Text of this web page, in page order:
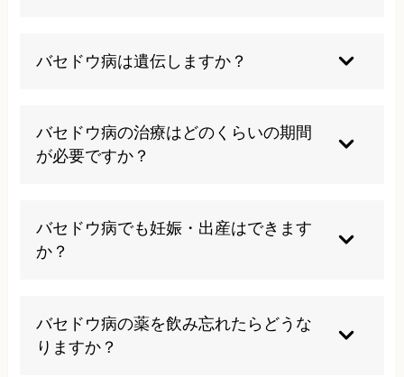
させる可能性があります。また、ヨウ素を多く含
む海藻類の過剰摂取や、医師の指示なく薬を中断
がけることが大切です。
バセドウ病は遺伝しますか？
に甲状腺疾患の患者がいると発症リスクが高くな
ります。ただし、必ず遺伝するわけではなく、環
境要因も重要な役割を果たします。定期的な検査
バセドウ病の治療はどのくらいの期間
が必要ですか？
り、寛解まで数年を要することが一般的です。個
人差があり治療期間を予測することは困難です
ます。
バセドウ病でも妊娠・出産はできます
か？
す。ただし、妊娠中は薬の種類や量の調整が必要
で、専門医による慎重な管理のもとで妊娠計画を
立てることが大切です。当院でも妊娠を希望され
バセドウ病の薬を飲み忘れたらどうな
りますか？